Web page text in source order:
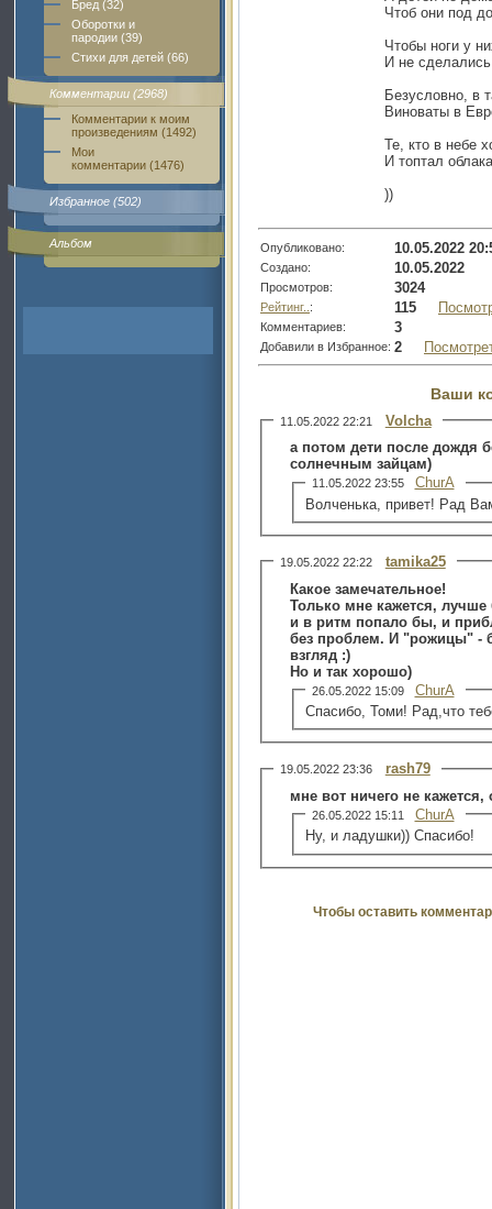
Бред (32)
Оборотки и
пародии (39)
Стихи для детей (66)
Комментарии (2968)
Комментарии к моим
произведениям (1492)
Мои
комментарии (1476)
Избранное (502)
Альбом
Чтоб они под
Чтобы ноги у
И не
Безусловно, в
Виноваты в
Те, кто в небе
И топтал
))
Опубликовано: 10.05.2022
Создано: 10.05.2022
Просмотров: 3024
Рейтинг.. : 115
Комментариев: 3
Добавили в Избранное: 2
Ваши
11.05.2022 22:21
Volcha
а потом дети после дождя
солнечным зайцам)
11.05.2022 23:55
ChurA
Волченька, привет! Рад
19.05.2022 22:22
tamika25
Какое замечательное!
Только мне кажется,
и в ритм попало бы, и
без проблем. И "рожицы" -
взгляд :)
Но и так хорошо)
26.05.2022 15:09
ChurA
Спасибо, Томи! Рад,что
19.05.2022 23:36
rash79
мне вот ничего не кажется,
26.05.2022 15:11
ChurA
Ну, и ладушки)) Спасибо!
Чтобы оставить